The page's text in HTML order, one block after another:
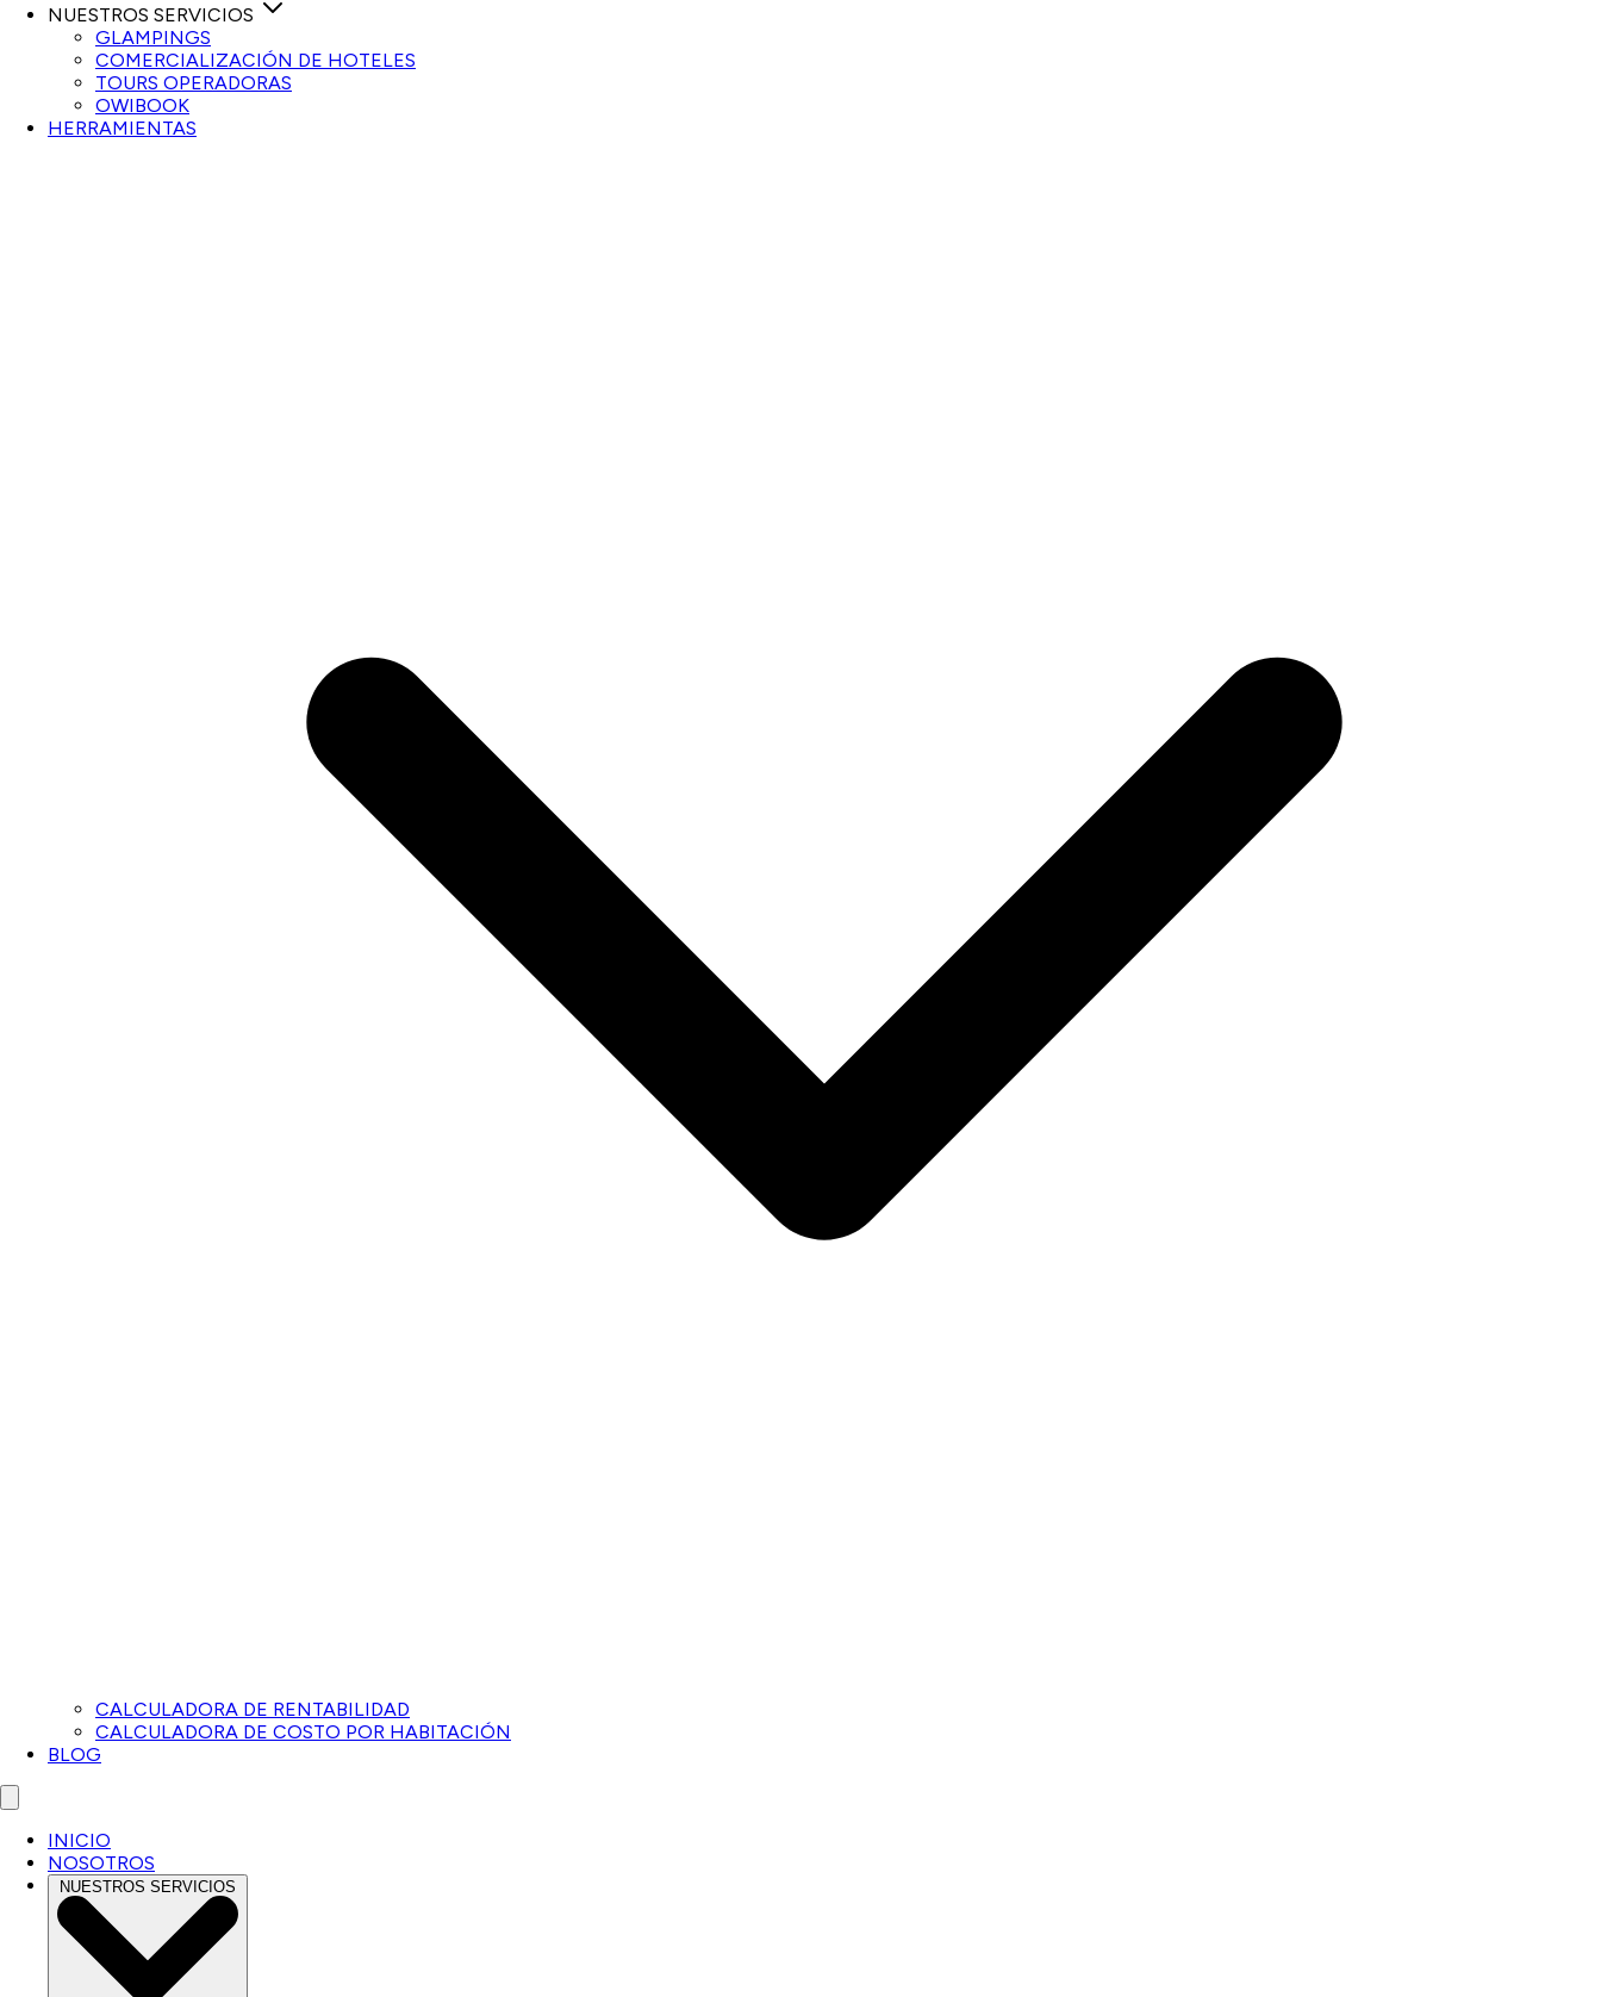
NUESTROS SERVICIOS
GLAMPINGS
COMERCIALIZACIÓN DE HOTELES
TOURS OPERADORAS
OWIBOOK
HERRAMIENTAS
CALCULADORA DE RENTABILIDAD
CALCULADORA DE COSTO POR HABITACIÓN
BLOG
Close menu
INICIO
NOSOTROS
NUESTROS SERVICIOS